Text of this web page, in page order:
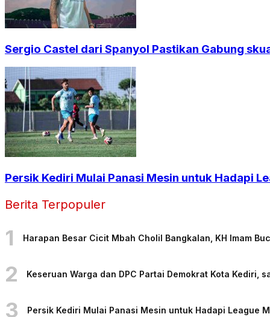
Sergio Castel dari Spanyol Pastikan Gabung
Persik Kediri Mulai Panasi Mesin untuk Hadapi
Berita Terpopuler
1 Harapan Besar Cicit Mbah Cholil Bangkalan, KH Imam
2 Keseruan Warga dan DPC Partai Demokrat Kota Kediri,
3 Persik Kediri Mulai Panasi Mesin untuk Hadapi League